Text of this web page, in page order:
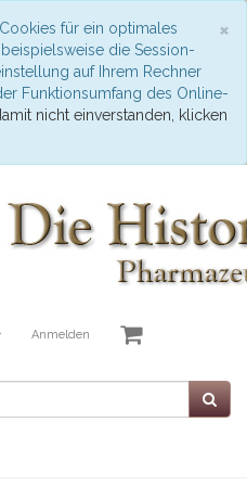
×
für ein optimales
die Session-
auf Ihrem Rechner
Funktionsumfang des Online-
nicht einverstanden, klicken
Anmelden